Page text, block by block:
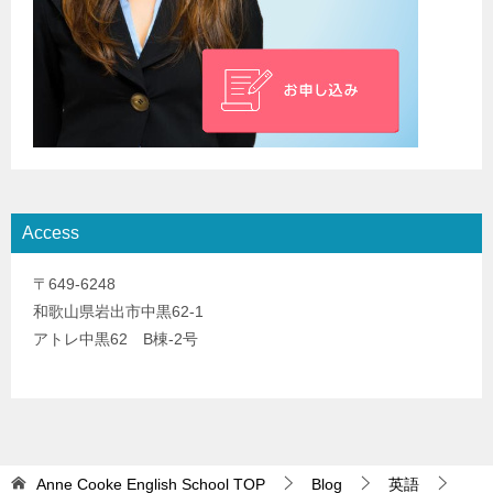
Access
〒649-6248
和歌山県岩出市中黒62-1
アトレ中黒62 B棟-2号
Anne Cooke English School TOP Blog 英語